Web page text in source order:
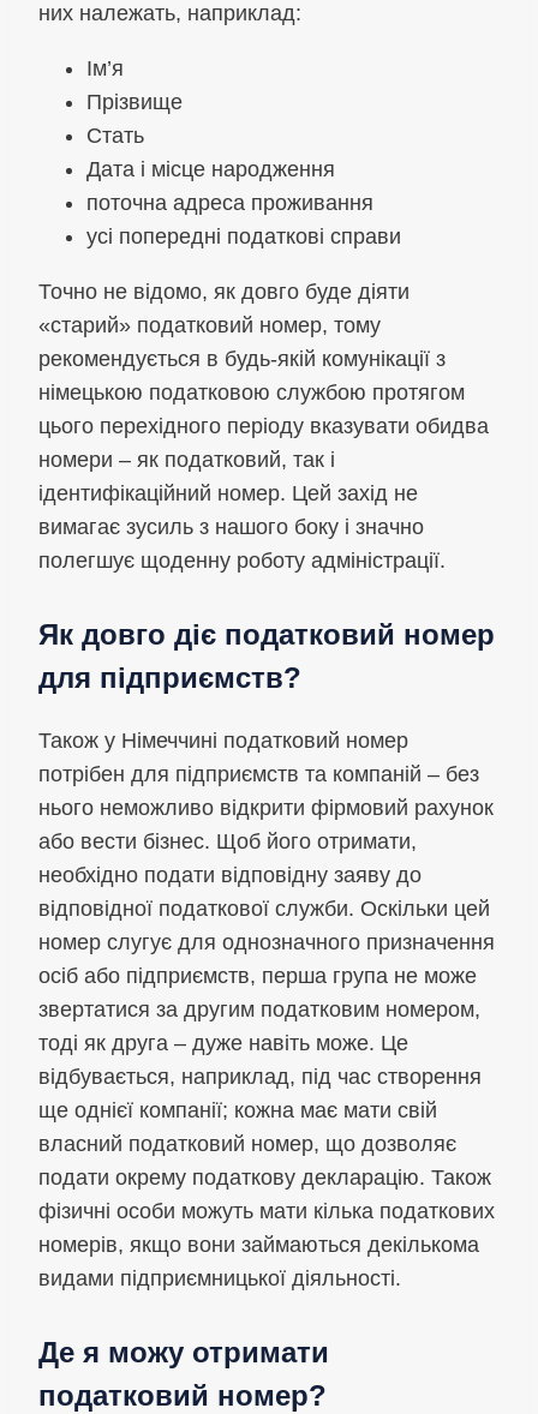
них належать, наприклад:
Ім’я
Прізвище
Стать
Дата і місце народження
поточна адреса проживання
усі попередні податкові справи
Точно не відомо, як довго буде діяти
«старий» податковий номер, тому
рекомендується в будь-якій комунікації з
німецькою податковою службою протягом
цього перехідного періоду вказувати обидва
номери – як податковий, так і
ідентифікаційний номер. Цей захід не
вимагає зусиль з нашого боку і значно
полегшує щоденну роботу адміністрації.
Як довго діє податковий номер
для підприємств?
Також у Німеччині податковий номер
потрібен для підприємств та компаній – без
нього неможливо відкрити фірмовий рахунок
або вести бізнес. Щоб його отримати,
необхідно подати відповідну заяву до
відповідної податкової служби. Оскільки цей
номер слугує для однозначного призначення
осіб або підприємств, перша група не може
звертатися за другим податковим номером,
тоді як друга – дуже навіть може. Це
відбувається, наприклад, під час створення
ще однієї компанії; кожна має мати свій
власний податковий номер, що дозволяє
подати окрему податкову декларацію. Також
фізичні особи можуть мати кілька податкових
номерів, якщо вони займаються декількома
видами підприємницької діяльності.
Де я можу отримати
податковий номер?